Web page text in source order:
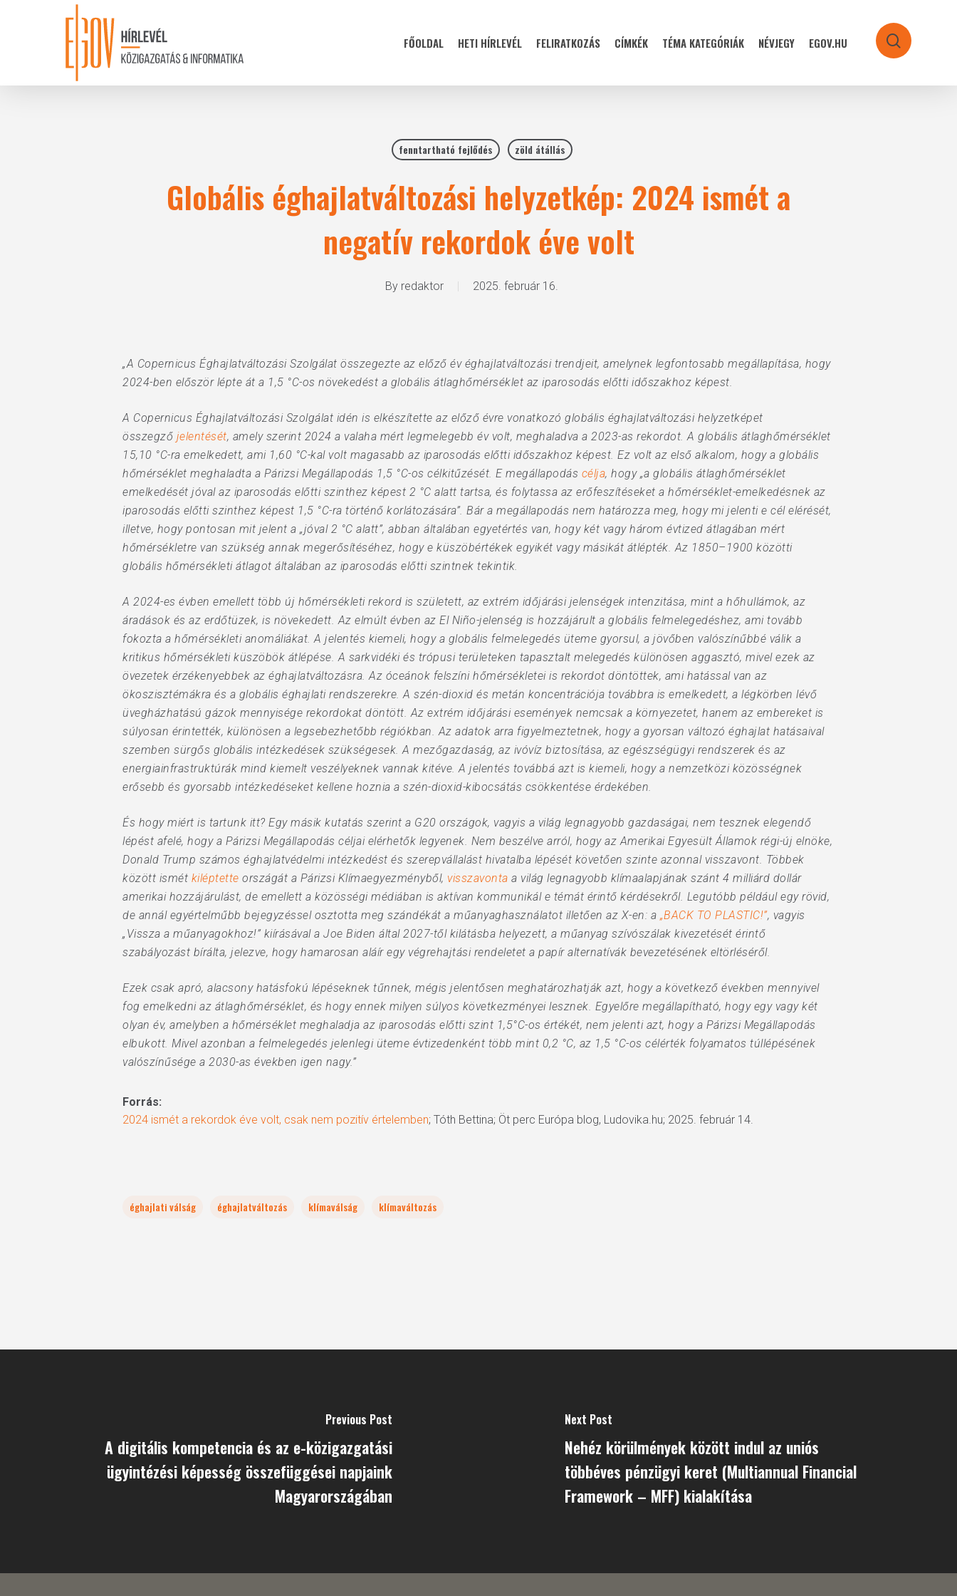
Hit enter to search or ESC to close
FŐOLDAL HETI HÍRLEVÉL FELIRATKOZÁS CÍMKÉK TÉMA KATEGÓRIÁK NÉVJEGY EGOV.HU search
fenntartható fejlődés zöld átállás
Globális éghajlatváltozási helyzetkép: 2024 ismét a
negatív rekordok éve volt
By redaktor 2025. február 16.
„A Copernicus Éghajlatváltozási Szolgálat összegezte az előző év éghajlatváltozási trendjeit, amelynek legfontosabb megállapítása, hogy
2024-ben először lépte át a 1,5 °C-os növekedést a globális átlaghőmérséklet az iparosodás előtti időszakhoz képest.
A Copernicus Éghajlatváltozási Szolgálat idén is elkészítette az előző évre vonatkozó globális éghajlatváltozási helyzetképet
összegző jelentését, amely szerint 2024 a valaha mért legmelegebb év volt, meghaladva a 2023-as rekordot. A globális átlaghőmérséklet
15,10 °C-ra emelkedett, ami 1,60 °C-kal volt magasabb az iparosodás előtti időszakhoz képest. Ez volt az első alkalom, hogy a globális
hőmérséklet meghaladta a Párizsi Megállapodás 1,5 °C-os célkitűzését. E megállapodás célja, hogy „a globális átlaghőmérséklet
emelkedését jóval az iparosodás előtti szinthez képest 2 °C alatt tartsa, és folytassa az erőfeszítéseket a hőmérséklet-emelkedésnek az
iparosodás előtti szinthez képest 1,5 °C-ra történő korlátozására”. Bár a megállapodás nem határozza meg, hogy mi jelenti e cél elérését,
illetve, hogy pontosan mit jelent a „jóval 2 °C alatt”, abban általában egyetértés van, hogy két vagy három évtized átlagában mért
hőmérsékletre van szükség annak megerősítéséhez, hogy e küszöbértékek egyikét vagy másikát átlépték. Az 1850–1900 közötti
globális hőmérsékleti átlagot általában az iparosodás előtti szintnek tekintik.
A 2024-es évben emellett több új hőmérsékleti rekord is született, az extrém időjárási jelenségek intenzitása, mint a hőhullámok, az
áradások és az erdőtüzek, is növekedett. Az elmúlt évben az El Niño-jelenség is hozzájárult a globális felmelegedéshez, ami tovább
fokozta a hőmérsékleti anomáliákat. A jelentés kiemeli, hogy a globális felmelegedés üteme gyorsul, a jövőben valószínűbbé válik a
kritikus hőmérsékleti küszöbök átlépése. A sarkvidéki és trópusi területeken tapasztalt melegedés különösen aggasztó, mivel ezek az
övezetek érzékenyebbek az éghajlatváltozásra. Az óceánok felszíni hőmérsékletei is rekordot döntöttek, ami hatással van az
ökoszisztémákra és a globális éghajlati rendszerekre. A szén-dioxid és metán koncentrációja továbbra is emelkedett, a légkörben lévő
üvegházhatású gázok mennyisége rekordokat döntött. Az extrém időjárási események nemcsak a környezetet, hanem az embereket is
súlyosan érintették, különösen a legsebezhetőbb régiókban. Az adatok arra figyelmeztetnek, hogy a gyorsan változó éghajlat hatásaival
szemben sürgős globális intézkedések szükségesek. A mezőgazdaság, az ivóvíz biztosítása, az egészségügyi rendszerek és az
energiainfrastruktúrák mind kiemelt veszélyeknek vannak kitéve. A jelentés továbbá azt is kiemeli, hogy a nemzetközi közösségnek
erősebb és gyorsabb intézkedéseket kellene hoznia a szén-dioxid-kibocsátás csökkentése érdekében.
És hogy miért is tartunk itt? Egy másik kutatás szerint a G20 országok, vagyis a világ legnagyobb gazdaságai, nem tesznek elegendő
lépést afelé, hogy a Párizsi Megállapodás céljai elérhetők legyenek. Nem beszélve arról, hogy az Amerikai Egyesült Államok régi-új elnöke,
Donald Trump számos éghajlatvédelmi intézkedést és szerepvállalást hivatalba lépését követően szinte azonnal visszavont. Többek
között ismét kiléptette országát a Párizsi Klímaegyezményből, visszavonta a világ legnagyobb klímaalapjának szánt 4 milliárd dollár
amerikai hozzájárulást, de emellett a közösségi médiában is aktívan kommunikál e témát érintő kérdésekről. Legutóbb például egy rövid,
de annál egyértelműbb bejegyzéssel osztotta meg szándékát a műanyaghasználatot illetően az X-en: a „BACK TO PLASTIC!”, vagyis
„Vissza a műanyagokhoz!” kiírásával a Joe Biden által 2027-től kilátásba helyezett, a műanyag szívószálak kivezetését érintő
szabályozást bírálta, jelezve, hogy hamarosan aláír egy végrehajtási rendeletet a papír alternatívák bevezetésének eltörléséről.
Ezek csak apró, alacsony hatásfokú lépéseknek tűnnek, mégis jelentősen meghatározhatják azt, hogy a következő években mennyivel
fog emelkedni az átlaghőmérséklet, és hogy ennek milyen súlyos következményei lesznek. Egyelőre megállapítható, hogy egy vagy két
olyan év, amelyben a hőmérséklet meghaladja az iparosodás előtti szint 1,5°C-os értékét, nem jelenti azt, hogy a Párizsi Megállapodás
elbukott. Mivel azonban a felmelegedés jelenlegi üteme évtizedenként több mint 0,2 °C, az 1,5 °C-os célérték folyamatos túllépésének
valószínűsége a 2030-as években igen nagy.”
Forrás:
2024 ismét a rekordok éve volt, csak nem pozitív értelemben; Tóth Bettina; Öt perc Európa blog, Ludovika.hu; 2025. február 14.
éghajlati válság éghajlatváltozás klímaválság klímaváltozás
Previous Post
A digitális kompetencia és az e-közigazgatási
ügyintézési képesség összefüggései napjaink
Magyarországában
Next Post
Nehéz körülmények között indul az uniós
többéves pénzügyi keret (Multiannual Financial
Framework – MFF) kialakítása